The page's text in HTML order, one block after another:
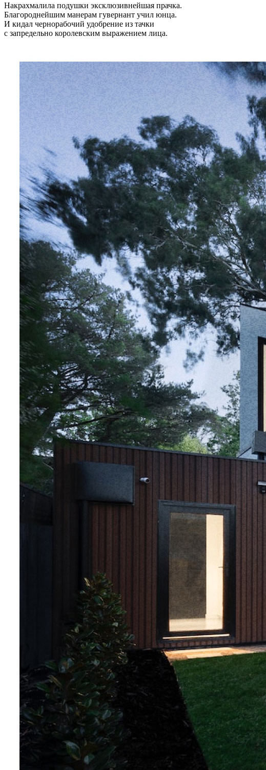
Накрахмалила подушки эксклюзивнейшая прачка.
Благороднейшим манерам гувернант учил юнца.
И кидал чернорабочий удобрение из тачки
с запредельно королевским выражением лица.